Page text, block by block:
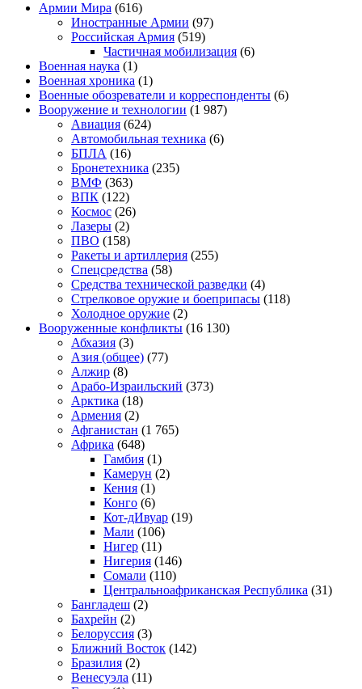
Армии Мира (616)
Иностранные Армии (97)
Российская Армия (519)
Частичная мобилизация (6)
Военная наука (1)
Военная хроника (1)
Военные обозреватели и корреспонденты (6)
Вооружение и технологии (1 987)
Авиация (624)
Автомобильная техника (6)
БПЛА (16)
Бронетехника (235)
ВМФ (363)
ВПК (122)
Космос (26)
Лазеры (2)
ПВО (158)
Ракеты и артиллерия (255)
Спецсредства (58)
Средства технической разведки (4)
Стрелковое оружие и боеприпасы (118)
Холодное оружие (2)
Вооруженные конфликты (16 130)
Абхазия (3)
Азия (общее) (77)
Алжир (8)
Арабо-Израильский (373)
Арктика (18)
Армения (2)
Афганистан (1 765)
Африка (648)
Гамбия (1)
Камерун (2)
Кения (1)
Конго (6)
Кот-дИвуар (19)
Мали (106)
Нигер (11)
Нигерия (146)
Сомали (110)
Центральноафриканская Республика (31)
Бангладеш (2)
Бахрейн (2)
Белоруссия (3)
Ближний Восток (142)
Бразилия (2)
Венесуэла (11)